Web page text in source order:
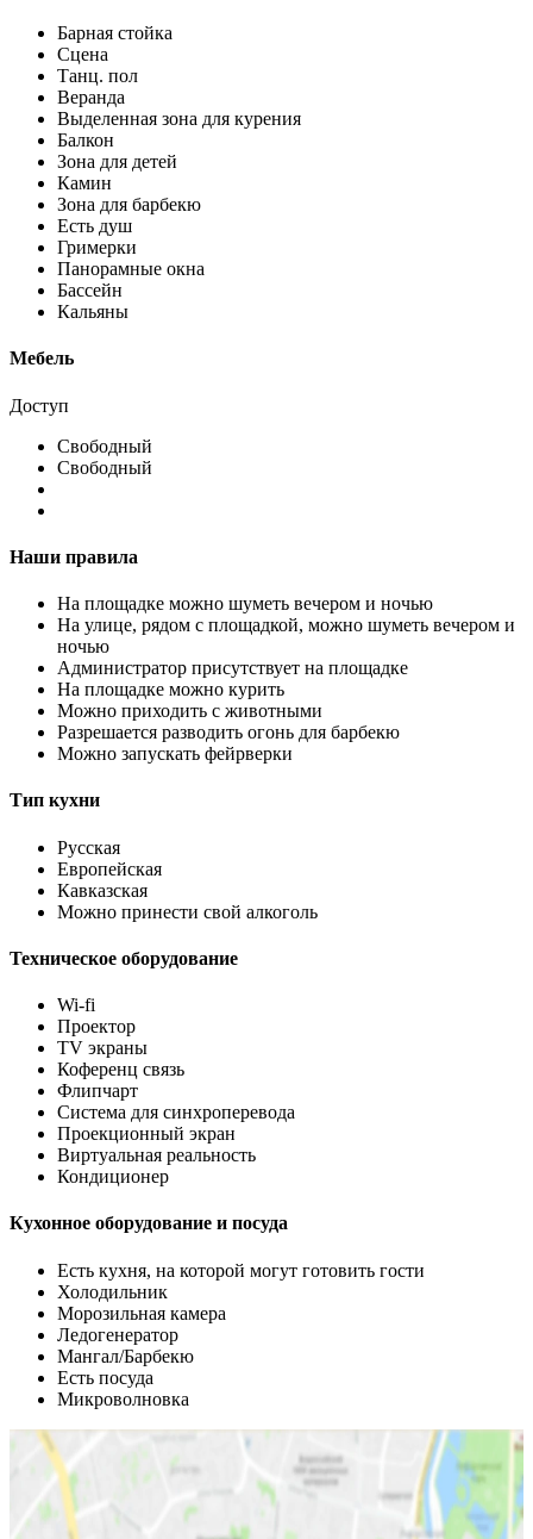
Барная стойка
Сцена
Танц. пол
Веранда
Выделенная зона для курения
Балкон
Зона для детей
Камин
Зона для барбекю
Есть душ
Гримерки
Панорамные окна
Бассейн
Кальяны
Мебель
Доступ
Свободный
Свободный
Наши правила
На площадке можно шуметь вечером и ночью
На улице, рядом с площадкой, можно шуметь вечером и
ночью
Администратор присутствует на площадке
На площадке можно курить
Можно приходить с животными
Разрешается разводить огонь для барбекю
Можно запускать фейрверки
Тип кухни
Русская
Европейская
Кавказская
Можно принести свой алкоголь
Техническое оборудование
Wi-fi
Проектор
TV экраны
Коференц связь
Флипчарт
Система для синхроперевода
Проекционный экран
Виртуальная реальность
Кондиционер
Кухонное оборудование и посуда
Есть кухня, на которой могут готовить гости
Холодильник
Морозильная камера
Ледогенератор
Мангал/Барбекю
Есть посуда
Микроволновка